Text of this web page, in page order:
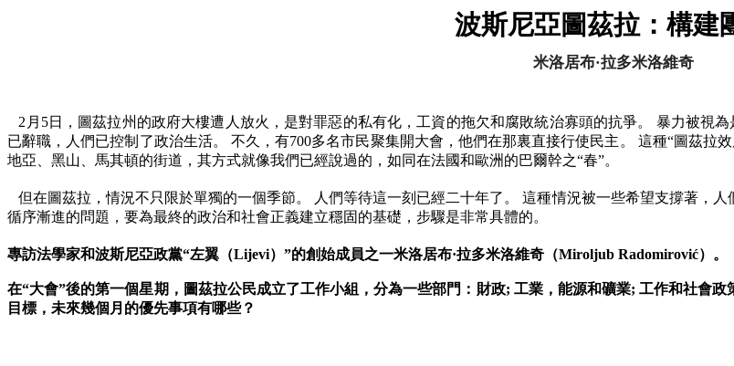
波斯尼亞圖茲拉：構建
米洛居布·拉多米洛維奇
2 月 5日，圖茲拉州的政府大樓遭人放火，是對罪惡的私有化，工資的拖欠和腐敗統治寡頭的抗爭。 暴力被視為
已辭職，人們已控制了政治生活。
不久，有700多名市民聚集開大會，他們在那裏直接行使民主。 這種“圖茲拉
地亞、黑山、馬其頓的街道，其方式就像我們已經說過的，如同在法國和歐洲的巴爾幹之“春”。
但在圖茲拉，情況不只限於單獨的一個季節。 人們等待這一刻已經二十年了。 這種情況被一些希望支撐著，人
循序漸進的問題，要為最終的政治和社會正義建立穩固的基礎，步驟是非常具體的。
專訪法學家和波斯尼亞政黨“左翼（Lijevi） ”的創始成員之一米洛居布·拉多米洛維奇（Miroljub Radomirović）。
在“大會”後的第一個星期，圖茲拉公民成立了工作小組，分為一些部門：財政; 工業，能源和礦業;工作和社會政
目標，未來幾個月的優先事項有哪些？